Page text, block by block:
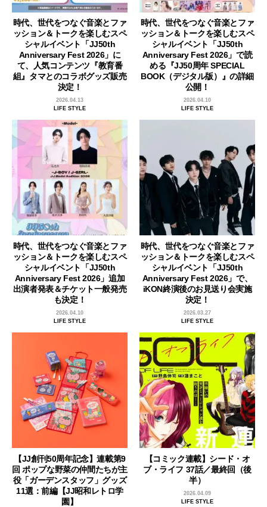
時代、世代をつなぐ音楽とファ
ッション＆トークを楽しむスペ
シャルイベント「JJ50th
Anniversary Fest 2026」に
て、人気コンテンツ『教育番
組』タマとのコラボグッズ販売
決定！
2026.04.13
LIFE STYLE
時代、世代をつなぐ音楽とファ
ッション＆トークを楽しむスペ
シャルイベント「JJ50th
Anniversary Fest 2026」で読
める『JJ50周年 SPECIAL
BOOK（デジタル版）』の詳細
公開！
2026.04.10
LIFE STYLE
時代、世代をつなぐ音楽とファ
ッション＆トークを楽しむスペ
シャルイベント「JJ50th
Anniversary Fest 2026」追加
出演者発表＆チケット一般発売
も決定！
2026.04.10
LIFE STYLE
時代、世代をつなぐ音楽とファ
ッション＆トークを楽しむスペ
シャルイベント「JJ50th
Anniversary Fest 2026」で、
iKON終演後のお見送り会実施
決定！
2026.03.27
LIFE STYLE
【JJ創刊50周年記念】連載第9
回 ポップな野菜の仲間たちが主
役「ガーデンスタッフ」グッズ
11選：前編【JJ昭和レトロ学
園】
【コミック連載】シード・オ
ブ・ライフ 37話／最終回（後
半）
2026.04.09
LIFE STYLE